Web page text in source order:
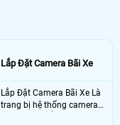
Lắp Đặt Camera Bãi Xe
Lắp Đặt Camera Bãi Xe Là
trang bị hệ thống camera